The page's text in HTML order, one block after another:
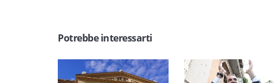
Potrebbe interessarti